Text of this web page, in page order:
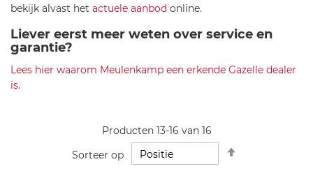
bekijk alvast het actuele aanbod online.
Liever eerst meer weten over service en
garantie?
Lees hier waarom Meulenkamp een erkende Gazelle dealer
is.
Producten 13-16 van 16
Sorteer op